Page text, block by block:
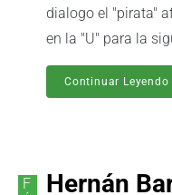
dialogo el "pirata"
en la "U" para la
Continuar Leyendo
F
Hernán